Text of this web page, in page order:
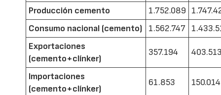
Producción cemento 1.752.089
Consumo nacional (cemento)
1.562.747
Exportaciones
(cemento+clínker)
357.194
Importaciones
(cemento+clínker)
61.853 150.014